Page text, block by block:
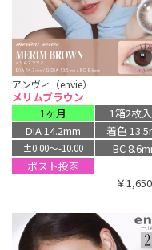
アンヴィ（envie）
メリムブラウン
1ヶ月
1箱2枚
DIA 14.2mm
着色
±0.00〜-10.00
BC
ポスト投函
￥1,650